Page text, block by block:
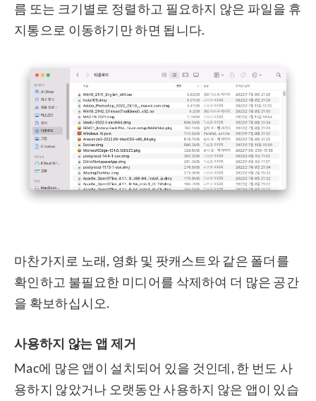
름 또는 크기별로 정렬하고 필요하지 않은 파일을 휴
지통으로 이동하기만 하면 됩니다.
마찬가지로 노래, 영화 및 팟캐스트와 같은 폴더를
확인하고 불필요한 미디어를 삭제하여 더 많은 공간
을 확보하십시오.
사용하지 않는 앱 제거
Mac에 많은 앱이 설치되어 있을 것인데, 한 번도 사
용하지 않았거나 오랫동안 사용하지 않은 앱이 있습